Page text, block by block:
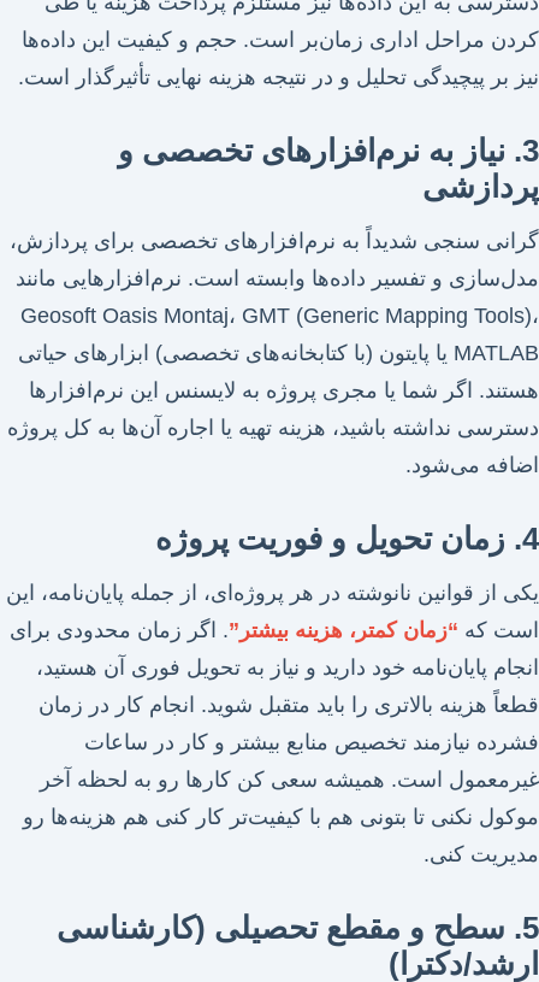
کردن مراحل اداری زمان‌بر است. حجم و کیفیت این داده‌ها
نیز بر پیچیدگی تحلیل و در نتیجه هزینه نهایی تأثیرگذار است.
3. نیاز به نرم‌افزارهای تخصصی و
پردازشی
گرانی سنجی شدیداً به نرم‌افزارهای تخصصی برای پردازش،
مدل‌سازی و تفسیر داده‌ها وابسته است. نرم‌افزارهایی مانند
Geosoft Oasis Montaj، GMT (Generic Mapping Tools)،
MATLAB یا پایتون (با کتابخانه‌های تخصصی) ابزارهای حیاتی
هستند. اگر شما یا مجری پروژه به لایسنس این نرم‌افزارها
دسترسی نداشته باشید، هزینه تهیه یا اجاره آن‌ها به کل پروژه
اضافه می‌شود.
4. زمان تحویل و فوریت پروژه
یکی از قوانین نانوشته در هر پروژه‌ای، از جمله پایان‌نامه، این
است که “زمان کمتر، هزینه بیشتر”. اگر زمان محدودی برای
انجام پایان‌نامه خود دارید و نیاز به تحویل فوری آن هستید،
قطعاً هزینه بالاتری را باید متقبل شوید. انجام کار در زمان
فشرده نیازمند تخصیص منابع بیشتر و کار در ساعات
غیرمعمول است. همیشه سعی کن کارها رو به لحظه آخر
موکول نکنی تا بتونی هم با کیفیت‌تر کار کنی هم هزینه‌ها رو
مدیریت کنی.
5. سطح و مقطع تحصیلی (کارشناسی
ارشد/دکترا)